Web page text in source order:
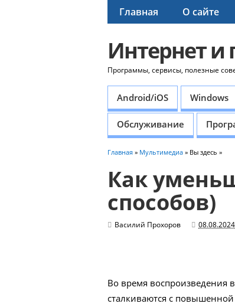
Главная О сайте
Интернет и
Программы, сервисы, полезные
Android/iOS Windows
Обслуживание
Главная » Мультимедиа » Вы здесь »
Как
способов)
Василий Прохоров 08.08.2024
Во время воспроизведения
сталкиваются с